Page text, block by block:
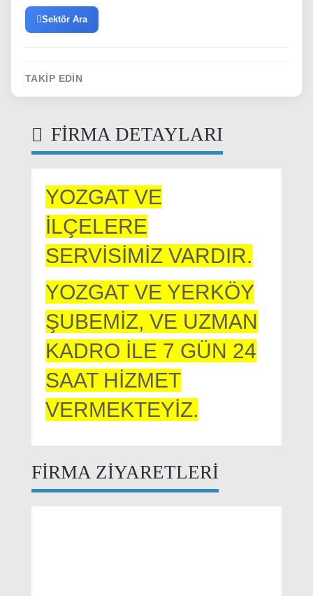
Sektör Ara
TAKIP EDIN
FIRMA DETAYLARI
YOZGAT VE
İLÇELERE
SERVİSİMİZ VARDIR.
YOZGAT VE YERKÖY
ŞUBEMİZ, VE UZMAN
KADRO İLE 7 GÜN 24
SAAT HİZMET
VERMEKTEYİZ.
FİRMA ZİYARETLERİ